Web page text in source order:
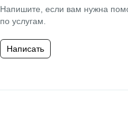
Напишите, если вам нужна
по услугам.
Написать